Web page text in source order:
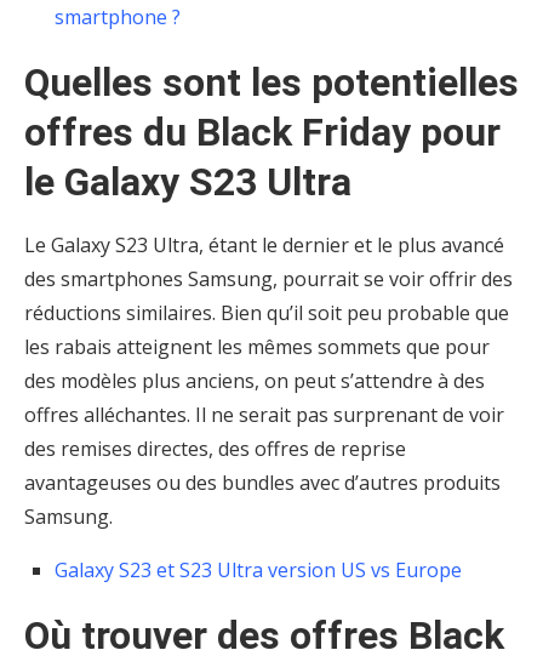
smartphone ?
Quelles sont les potentielles
offres du Black Friday pour
le Galaxy S23 Ultra
Le Galaxy S23 Ultra, étant le dernier et le plus avancé
des smartphones Samsung, pourrait se voir offrir des
réductions similaires. Bien qu’il soit peu probable que
les rabais atteignent les mêmes sommets que pour
des modèles plus anciens, on peut s’attendre à des
offres alléchantes. Il ne serait pas surprenant de voir
des remises directes, des offres de reprise
avantageuses ou des bundles avec d’autres produits
Samsung.
Galaxy S23 et S23 Ultra version US vs Europe
Où trouver des offres Black